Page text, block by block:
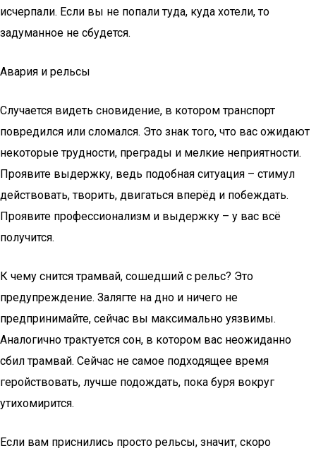
исчерпали. Если вы не попали туда, куда хотели, то
задуманное не сбудется.
Авария и рельсы
Случается видеть сновидение, в котором транспорт
повредился или сломался. Это знак того, что вас ожидают
некоторые трудности, преграды и мелкие неприятности.
Проявите выдержку, ведь подобная ситуация – стимул
действовать, творить, двигаться вперёд и побеждать.
Проявите профессионализм и выдержку – у вас всё
получится.
К чему снится трамвай, сошедший с рельс? Это
предупреждение. Залягте на дно и ничего не
предпринимайте, сейчас вы максимально уязвимы.
Аналогично трактуется сон, в котором вас неожиданно
сбил трамвай. Сейчас не самое подходящее время
геройствовать, лучше подождать, пока буря вокруг
утихомирится.
Если вам приснились просто рельсы, значит, скоро